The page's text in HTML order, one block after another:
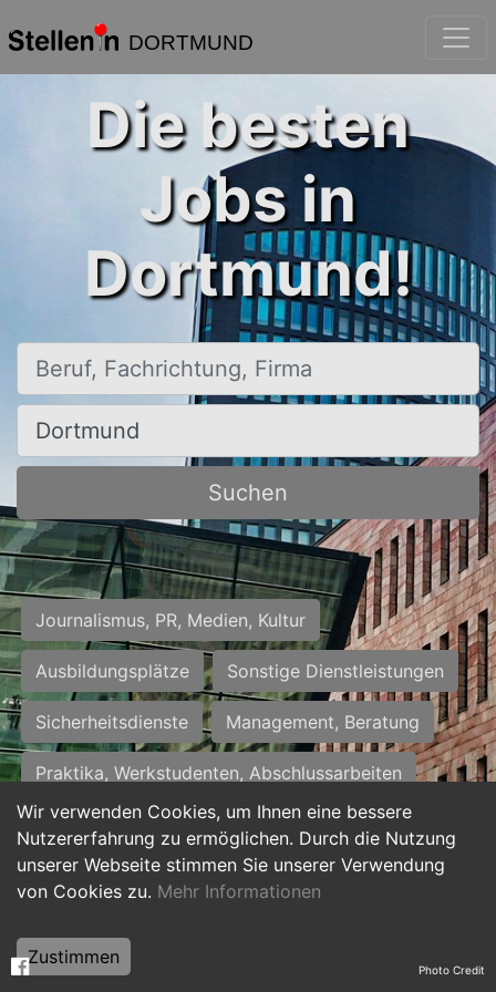
DORTMUND
Wir verwenden Cookies, um Ihnen eine bessere
Nutzererfahrung zu ermöglichen. Durch die Nutzung
unserer Webseite stimmen Sie unserer Verwendung
von Cookies zu. Mehr Informationen
Zustimmen
Die besten
Jobs in
Dortmund!
Beruf, Fachrichtung, Firma
Ort, Stadt
Suchen
Journalismus, PR, Medien, Kultur
Ausbildungsplätze Sonstige Dienstleistungen
Sicherheitsdienste Management, Beratung
Praktika, Werkstudenten, Abschlussarbeiten
Personalwesen Assistenz, Sekretariat
Hilfskräfte, Aushilfs- und Nebenjobs
Weiterbildung, Studium, duale Ausbildung Photo Credit